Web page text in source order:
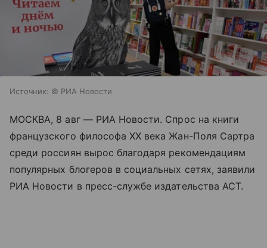
Источник: © РИА Новости
МОСКВА, 8 авг — РИА Новости. Спрос на книги
французского философа XX века Жан-Поля Сартра
среди россиян вырос благодаря рекомендациям
популярных блогеров в социальных сетях, заявили
РИА Новости в пресс-службе издательства АСТ.